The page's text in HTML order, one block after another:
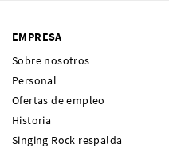
EMPRESA
Sobre nosotros
Personal
Ofertas de empleo
Historia
Singing Rock respalda